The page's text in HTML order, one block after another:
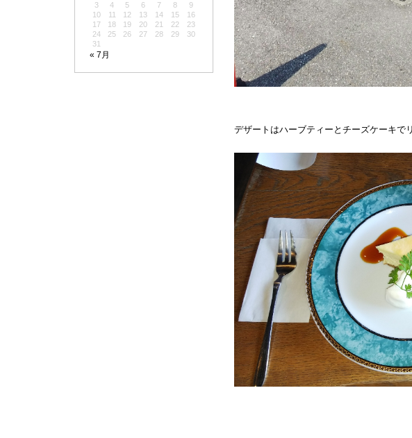
« 7月
3
4 5 6 7 8
9
10
11 12 13 14 15
16
17
18 19 20 21 22
23
24
25 26 27 28 29
30
31
デザートはハーブティーとチーズケーキで